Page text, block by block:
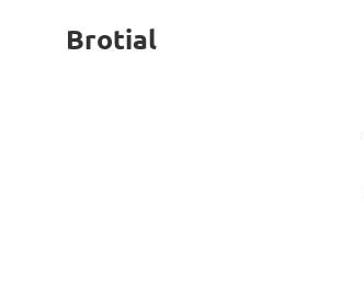
Brotial